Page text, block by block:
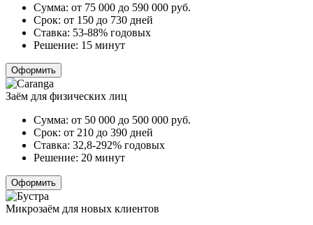
Сумма: от 75 000 до 590 000 руб.
Срок: от 150 до 730 дней
Ставка: 53-88% годовых
Решение: 15 минут
Оформить
Заём для физических лиц
Сумма: от 50 000 до 500 000 руб.
Срок: от 210 до 390 дней
Ставка: 32,8-292% годовых
Решение: 20 минут
Оформить
Микрозаём для новых клиентов